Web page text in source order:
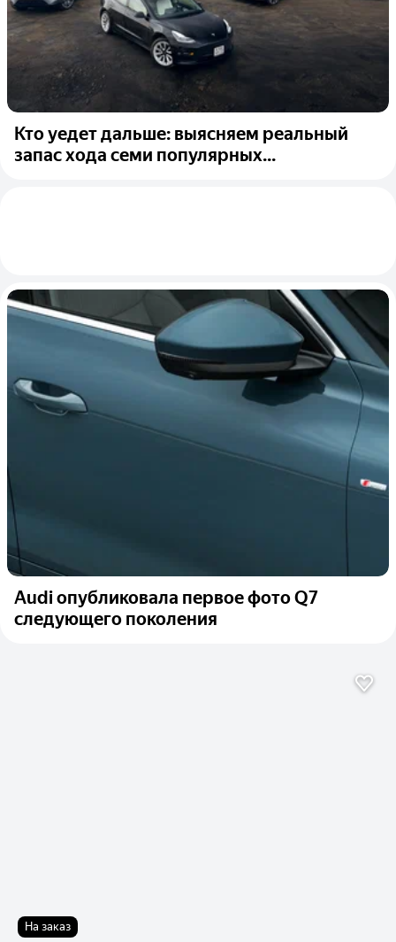
Кто уедет дальше: выясняем реальный
запас хода семи популярных...
Audi опубликовала первое фото Q7
следующего поколения
На заказ